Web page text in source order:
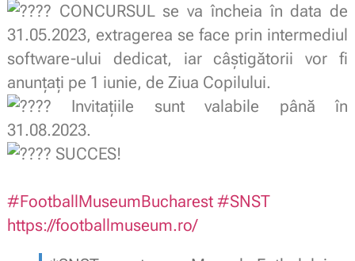
CONCURSUL se va încheia în data de
31.05.2023, extragerea se face prin intermediul
software-ului dedicat, iar câștigătorii vor fi
anunțați pe 1 iunie, de Ziua Copilului.
Invitațiile sunt valabile până în
31.08.2023.
SUCCES!
#FootballMuseumBucharest #SNST
https://footballmuseum.ro/